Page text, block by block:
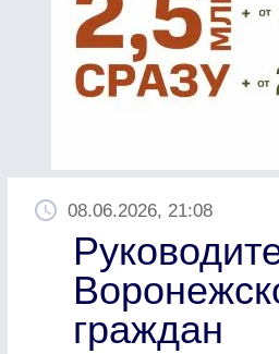
08.06.2026, 21:08
граждан